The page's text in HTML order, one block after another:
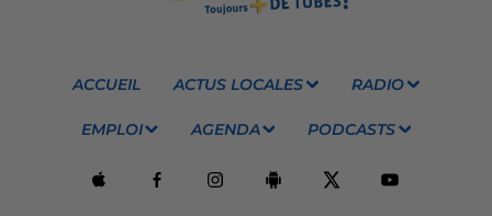
ACCUEIL ACTUS LOCALES RADIO
EMPLOI AGENDA PODCASTS